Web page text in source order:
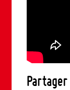
Partager